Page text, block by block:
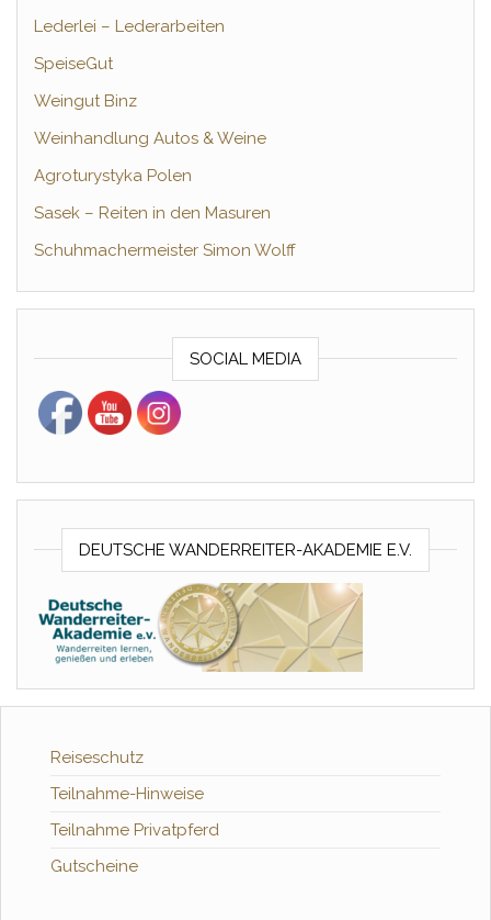
Lederlei – Lederarbeiten
SpeiseGut
Weingut Binz
Weinhandlung Autos & Weine
Agroturystyka Polen
Sasek – Reiten in den Masuren
Schuhmachermeister Simon Wolff
SOCIAL MEDIA
DEUTSCHE WANDERREITER-AKADEMIE E.V.
Reiseschutz
Teilnahme-Hinweise
Teilnahme Privatpferd
Gutscheine